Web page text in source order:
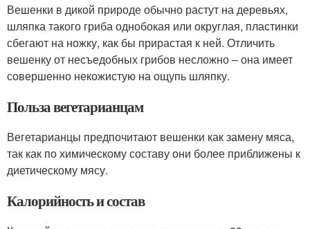
Вешенки в дикой природе обычно растут на деревьях,
шляпка такого гриба однобокая или округлая, пластинки
сбегают на ножку, как бы прирастая к ней. Отличить
вешенку от несъедобных грибов несложно – она имеет
совершенно некожистую на ощупь шляпку.
Польза вегетарианцам
Вегетарианцы предпочитают вешенки как замену мяса,
так как по химическому составу они более приближены к
диетическому мясу.
Калорийность и состав